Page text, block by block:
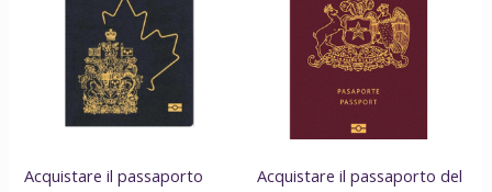
Acquistare il passaporto
Acquistare il passaporto del